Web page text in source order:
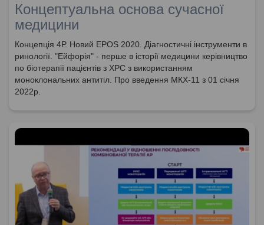
Концептуальна основа сучасної
медицини
Концепція 4Р. Новий EPOS 2020. Діагностичні інструменти в
ринології. "Ейфорія" - перше в історії медицини керівництво
по біотерапії пацієнтів з ХРС з використанням
моноклональних антитіл. Про введення МКХ-11 з 01 січня
2022р.